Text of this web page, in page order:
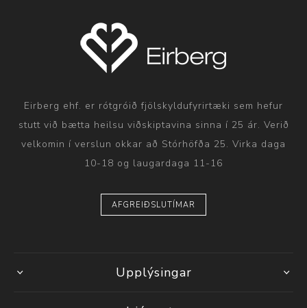
Eirberg ehf. er rótgróið fjölskyldufyrirtæki sem hefur
stutt við bætta heilsu viðskiptavina sinna í 25 ár. Verið
velkomin í verslun okkar að Stórhöfða 25. Virka daga
10-18 og laugardaga 11-16
AFGREIÐSLUTÍMAR
Upplýsingar